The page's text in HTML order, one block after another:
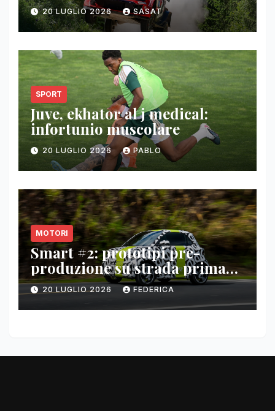
20 LUGLIO 2026 SASAT
SPORT
Juve, ekhator al j medical:
infortunio muscolare
20 LUGLIO 2026 PABLO
MOTORI
Smart #2: prototipi pre-
produzione su strada prima
del paris motor show 2026
20 LUGLIO 2026 FEDERICA